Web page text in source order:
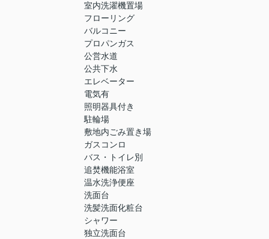
室内洗濯機置場
フローリング
バルコニー
プロパンガス
公営水道
公共下水
エレベーター
電気有
照明器具付き
駐輪場
敷地内ごみ置き場
ガスコンロ
バス・トイレ別
追焚機能浴室
温水洗浄便座
洗面台
洗髪洗面化粧台
シャワー
独立洗面台